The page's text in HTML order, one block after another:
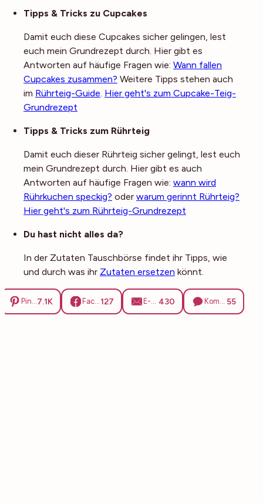
Tipps & Tricks zu Cupcakes
Damit euch diese Cupcakes sicher gelingen, lest
euch mein Grundrezept durch. Hier gibt es
Antworten auf häufige Fragen wie: Wann fallen
Cupcakes zusammen? Weitere Tipps stehen auch
im Rührteig-Guide. Hier geht's zum Cupcake-Teig-
Grundrezept
Tipps & Tricks zum Rührteig
Damit euch dieser Rührteig sicher gelingt, lest euch
mein Grundrezept durch. Hier gibt es auch
Antworten auf häufige Fragen wie: wann wird
Rührkuchen speckig? oder warum gerinnt Rührteig?
Hier geht's zum Rührteig-Grundrezept
Du hast nicht alles da?
In der Zutaten Tauschbörse findet ihr Tipps, wie
und durch was ihr Zutaten ersetzen könnt.
Pinterest7.1K Facebook127 E-Mail 430 Kommentare 55